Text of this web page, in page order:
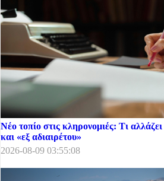
Νέο τοπίο στις κληρονομιές: Τι αλλάζει
και «εξ αδιαιρέτου»
2026-08-09 03:55:08